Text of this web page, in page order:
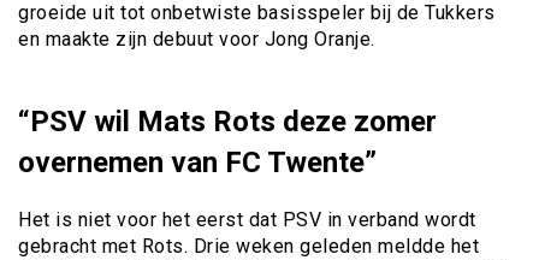
groeide uit tot onbetwiste basisspeler bij de Tukkers
en maakte zijn debuut voor Jong Oranje.
“PSV wil Mats Rots deze zomer
overnemen van FC Twente”
Het is niet voor het eerst dat PSV in verband wordt
gebracht met Rots. Drie weken geleden meldde het